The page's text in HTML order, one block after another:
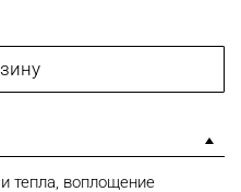
тепла, воплощение